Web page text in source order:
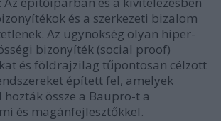
és a szerkezeti bizalom
Az ügynökség olyan hiper-
bizonyíték (social proof)
és földrajzilag tűpontosan célzott
épített fel, amelyek
hozták össze a Baupro-t a
és magánfejlesztőkkel.